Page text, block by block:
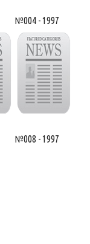
№004 - 1997
№008 - 1997